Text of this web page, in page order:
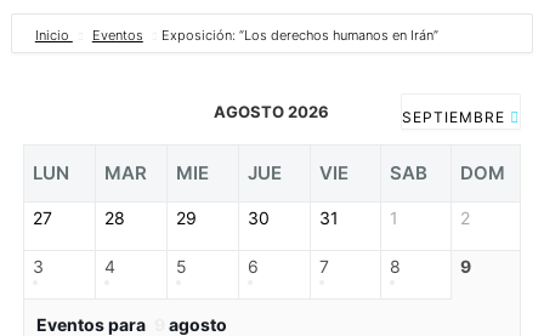
Inicio Eventos Exposición: “Los derechos humanos en Irán”
AGOSTO 2026 SEPTIEMBRE
LUN MAR MIE JUE VIE SAB DOM
27 28 29 30 31 1 2
3 4 5 6 7 8 9
Eventos para agosto